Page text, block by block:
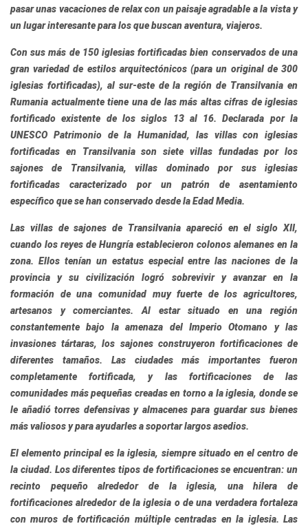
pasar unas vacaciones de relax con un paisaje agradable a la vista y
un lugar interesante para los que buscan aventura, viajeros.
Con sus más de 150 iglesias fortificadasbien conservadosde una
gran variedad de estilos arquitectónicos (para un original de 300
iglesias fortificadas), al sur-este de la región de Transilvania en
Rumania actualmente tiene una de las más altas cifras de iglesias
fortificado existente de los siglos 13 al 16. Declarada por la
UNESCO Patrimonio de la Humanidad, las villascon iglesias
fortificadas en Transilvania son siete villas fundadas por los
sajones de Transilvania, villas dominado por sus iglesias
fortificadas caracterizado por un patrón de asentamiento
específico que se han conservado desde la Edad Media.
Las villas desajones de Transilvania apareció en el siglo XII,
cuando los reyes de Hungría establecieron colonos alemanes en la
zona. Ellos tenían un estatus especial entre las naciones de la
provincia y su civilización logró sobrevivir y avanzar en la
formación de una comunidad muy fuerte de los agricultores,
artesanos y comerciantes. Al estar situado en una región
constantemente bajo la amenaza del Imperio Otomano y las
invasiones tártaras, los sajones construyeron fortificaciones de
diferentes tamaños. Las ciudades más importantes fueron
completamente fortificada, y las fortificaciones de las
comunidades más pequeñas creadas en torno a la iglesia, donde se
le añadió torres defensivas y almacenes para guardar sus bienes
más valiosos y para ayudarles a soportar largos asedios.
El elemento principal es la iglesia, siempre situado en el centro de
la ciudad. Los diferentes tipos de fortificaciones se encuentran: un
recinto pequeño alrededor de la iglesia, una hilera de
fortificaciones alrededor de la iglesia o de una verdadera fortaleza
con muros de fortificación múltiple centradas en la iglesia. Las